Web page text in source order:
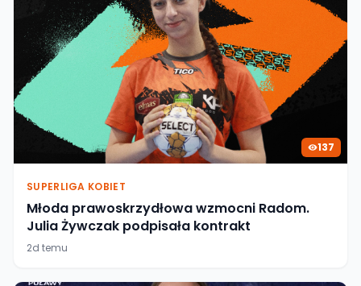
137
SUPERLIGA KOBIET
Młoda prawoskrzydłowa wzmocni Radom.
Julia Żywczak podpisała kontrakt
2d temu